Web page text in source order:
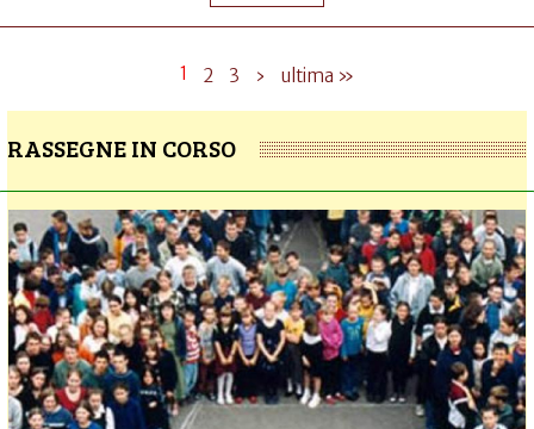
1 2 3 › ultima »
RASSEGNE IN CORSO